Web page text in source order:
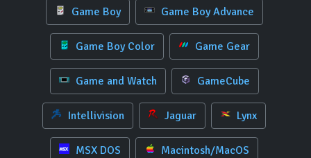
Game Boy Game Boy Advance
Game Boy Color Game Gear
Game and Watch GameCube
Intellivision Jaguar Lynx
MSX DOS Macintosh/MacOS